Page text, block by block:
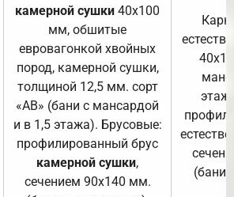
камерной сушки 40х100
мм, обшитые
евровагонкой хвойных
пород, камерной сушки,
толщиной 12,5 мм. сорт
«АВ» (бани с мансардой
и в 1,5 этажа). Брусовые:
профилированный брус
камерной сушки,
сечением 90х140 мм.
(бани